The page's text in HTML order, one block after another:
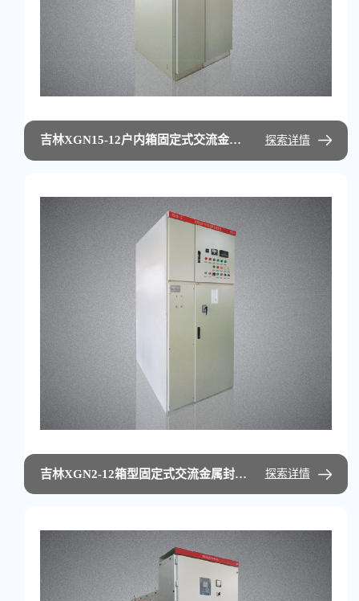
吉林XGN15-12户内箱固定式交流金属封闭开关设备 探索详情
吉林XGN2-12箱型固定式交流金属封闭开关设备 探索详情